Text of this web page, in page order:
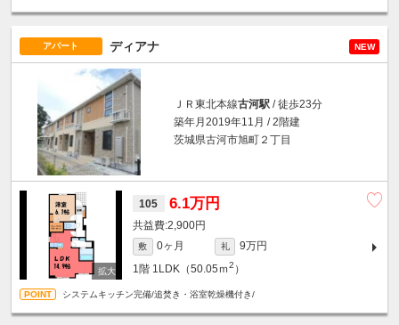
アパート ディアナ NEW
ＪＲ東北本線古河駅 / 徒歩23分
築年月2019年11月 / 2階建
茨城県古河市旭町２丁目
105 6.1万円
2,900円
敷 0ヶ月 礼
9万円
1階 1LDK（50.05ｍ2 ）
システムキッチン完備/追焚き・浴室乾燥機付き/